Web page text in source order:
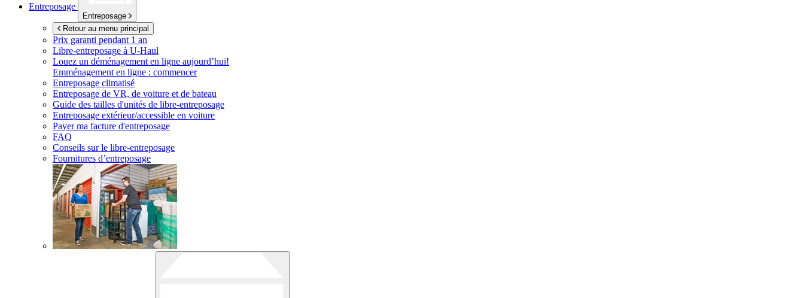
Entreposage
Entreposage
Retour au menu principal
Prix garanti pendant 1 an
Libre-entreposage à U-Haul
Louez un déménagement en ligne aujourd’hui!
Emménagement en ligne : commencer
Entreposage climatisé
Entreposage de VR, de voiture et de bateau
Guide des tailles d'unités de libre-entreposage
Entreposage extérieur/accessible en voiture
Payer ma facture d'entreposage
FAQ
Conseils sur le libre-entreposage
Fournitures d’entreposage